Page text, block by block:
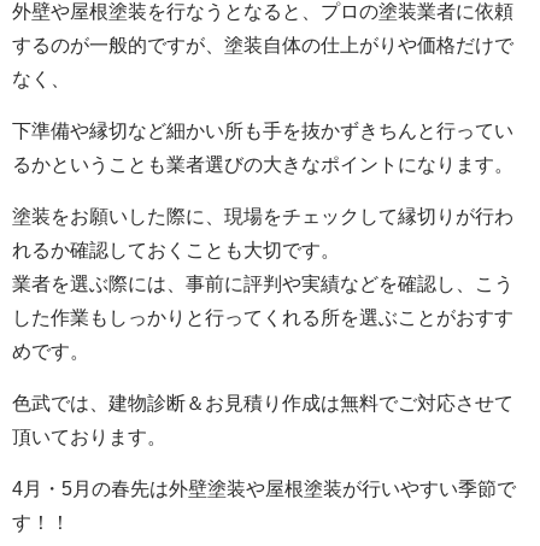
外壁や屋根塗装を行なうとなると、プロの塗装業者に依頼
するのが一般的ですが、塗装自体の仕上がりや価格だけで
なく、
下準備や縁切など細かい所も手を抜かずきちんと行ってい
るかということも業者選びの大きなポイントになります。
塗装をお願いした際に、現場をチェックして縁切りが行わ
れるか確認しておくことも大切です。
業者を選ぶ際には、事前に評判や実績などを確認し、こう
した作業もしっかりと行ってくれる所を選ぶことがおすす
めです。
色武では、建物診断＆お見積り作成は無料でご対応させて
頂いております。
4月・5月の春先は外壁塗装や屋根塗装が行いやすい季節で
す！！